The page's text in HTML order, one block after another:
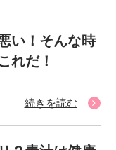
い！そんな時
れだ！
続きを読む